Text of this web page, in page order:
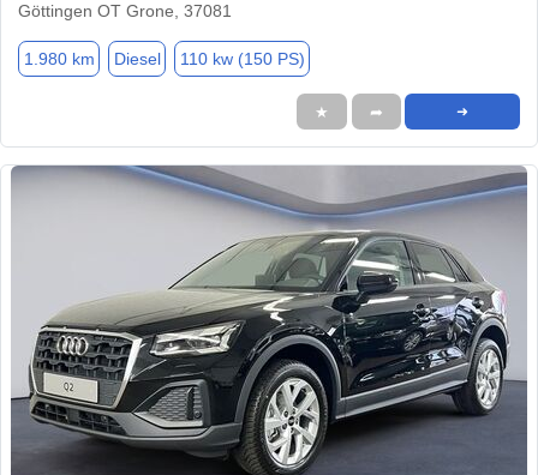
Göttingen OT Grone, 37081
1.980 km Diesel 110 kw (150 PS)
★ ➦ ➜